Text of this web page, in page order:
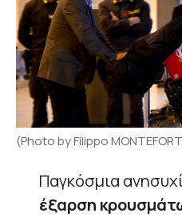
(Photo by Filippo
Παγκόσμια
έξαρση